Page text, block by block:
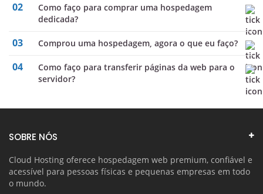
02
Como faço para comprar uma hospedagem
dedicada?
03 comprou uma hospedagem, agora o que eu faço?
04
Como faço para transferir páginas da web para o
servidor?
SOBRE NÓS
Cloud Hosting oferece hospedagem web premium, confiável e
acessível para pessoas físicas e pequenas empresas em todo
o mundo.